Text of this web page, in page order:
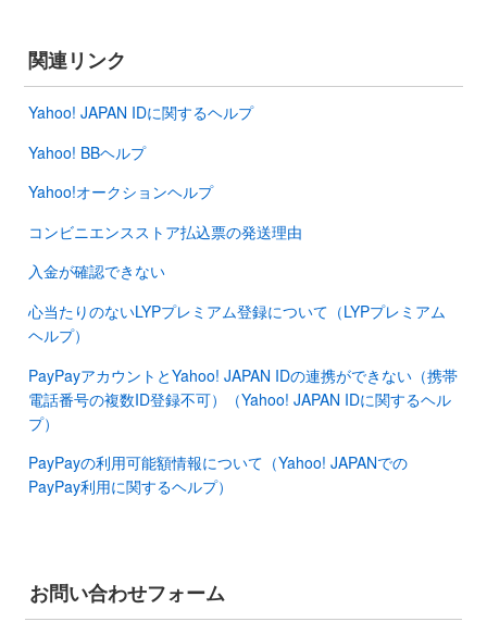
関連リンク
Yahoo! JAPAN IDに関するヘルプ
Yahoo! BBヘルプ
Yahoo!オークションヘルプ
コンビニエンスストア払込票の発送理由
入金が確認できない
心当たりのないLYPプレミアム登録について（LYPプレミアム
ヘルプ）
PayPayアカウントとYahoo! JAPAN IDの連携ができない（携帯
電話番号の複数ID登録不可）（Yahoo! JAPAN IDに関するヘル
プ）
PayPayの利用可能額情報について（Yahoo! JAPANでの
PayPay利用に関するヘルプ）
お問い合わせフォーム